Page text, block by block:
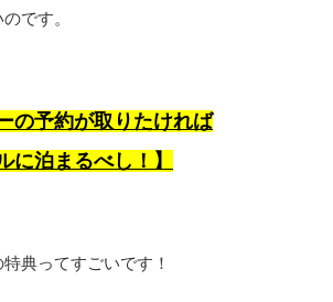
です。
の予約が取りたければ
に泊まるべし！】
典ってすごいです！